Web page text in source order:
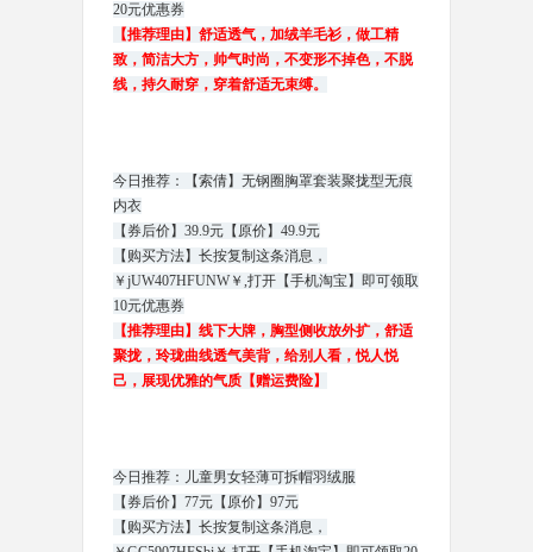
20元优惠券
【推荐理由】舒适透气，加绒羊毛衫，做工精
致，简洁大方，帅气时尚，不变形不掉色，不脱
线，持久耐穿，穿着舒适无束缚。
今日推荐：【索倩】无钢圈胸罩套装聚拢型无痕
内衣
【券后价】39.9元【原价】49.9元
【购买方法】长按复制这条消息，
￥jUW407HFUNW￥,打开【手机淘宝】即可领取
10元优惠券
【推荐理由】线下大牌，胸型侧收放外扩，舒适
聚拢，玲珑曲线透气美背，给别人看，悦人悦
己，展现优雅的气质【赠运费险】
今日推荐：儿童男女轻薄可拆帽羽绒服
【券后价】77元【原价】97元
【购买方法】长按复制这条消息，